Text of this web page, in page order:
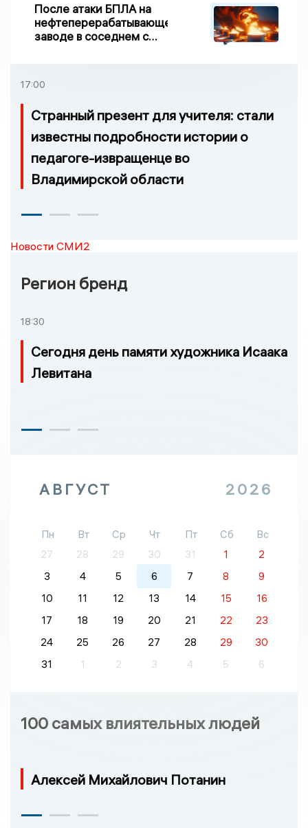
После атаки БПЛА на
нефтеперерабатывающем
заводе в соседнем с
17:00
Странный презент для учителя: стали
известны подробности истории о
педагоге-извращенце во
Владимирской области
Новости СМИ2
Регион бренд
18:30
Сегодня день памяти художника Исаака
Левитана
АВГУСТ 2026
Пн Вт Ср Чт Пт Сб
Вс
27
28 29 30 31 1
2
3
4 5 6 7 8
9
10
11 12 13 14 15
16
17
18 19 20 21 22
23
24
25 26 27 28 29
30
31
1 2 3 4 5 6
100 самых влиятельных людей
Алексей Михайлович Потанин